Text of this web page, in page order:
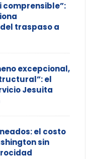
comprensible”:
traspaso a
excepcional,
el
Jesuita
el costo
sin